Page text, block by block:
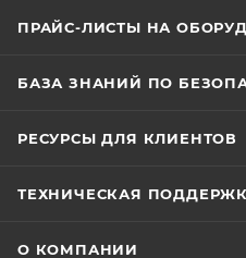
ПРАЙС-ЛИСТЫ НА
БАЗА ЗНАНИЙ ПО
РЕСУРСЫ ДЛЯ КЛИЕНТОВ
ТЕХНИЧЕСКАЯ
О КОМПАНИИ